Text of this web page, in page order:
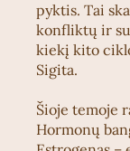
pyktis. Tai
konfliktų ir
kiekį kito
Sigita.
Šioje temoje
Hormonų